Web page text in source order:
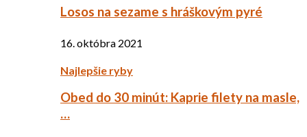
Losos na sezame s hráškovým pyré
16. októbra 2021
Najlepšie ryby
Obed do 30 minút: Kaprie filety na masle,
…